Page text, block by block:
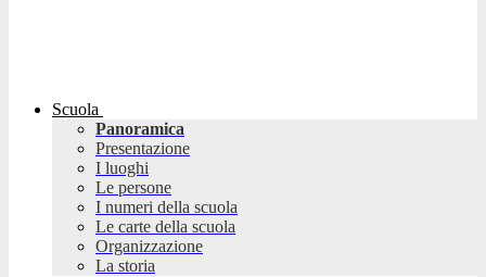
Scuola
Panoramica
Presentazione
I luoghi
Le persone
I numeri della scuola
Le carte della scuola
Organizzazione
La storia